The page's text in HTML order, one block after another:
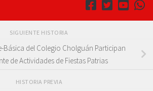
SIGUIENTE HISTORIA
Básica del Colegio Cholguán Participan
de Actividades de Fiestas Patrias
HISTORIA PREVIA